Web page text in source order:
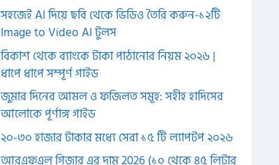
সহজেই AI দিয়ে ছবি থেকে ভিডিও তৈরি করুন-১২টি
Image to Video AI টুলস
বিকাশ থেকে ব্যাংকে টাকা পাঠানোর নিয়ম ২০২৬ |
ধাপে ধাপে সম্পূর্ণ গাইড
জুমার দিনের আমল ও ফজিলত সমূহ: সহীহ হাদিসের
আলোকে পূর্ণাঙ্গ গাইড
২০-৩০ হাজার টাকার মধ্যে সেরা ১৫ টি ল্যাপটপ ২০২৬
আরএফএল গিজার এর দাম 2026 (১০ থেকে ৪৫ লিটার